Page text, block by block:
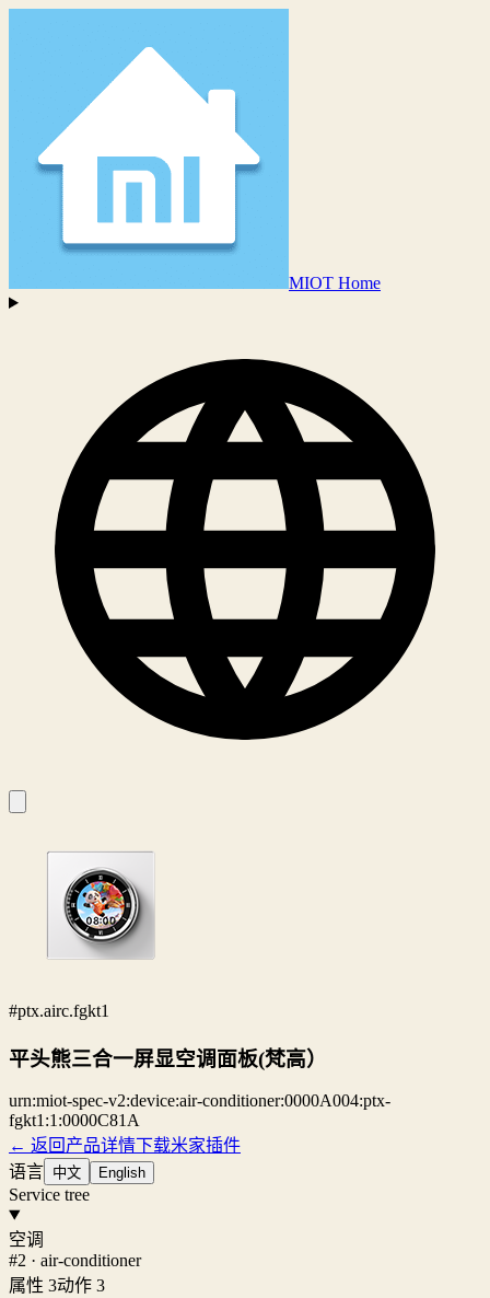
MIOT Home
#ptx.airc.fgkt1
平头熊三合一屏显空调面板(梵高）
urn:miot-spec-v2:device:air-conditioner:0000A004:ptx-
fgkt1:1:0000C81A
← 返回产品详情下载米家插件
语言 中文 English
Service tree
空调
#2 · air-conditioner
属性 3动作 3